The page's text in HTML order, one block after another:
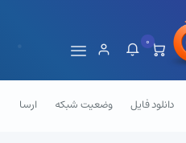
0
دانلود فایل وضعیت شبکه ارسال